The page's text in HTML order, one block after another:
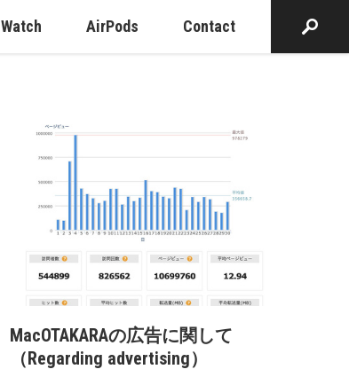
Watch AirPods Contact
MacOTAKARAの広告に関して
（Regarding advertising）